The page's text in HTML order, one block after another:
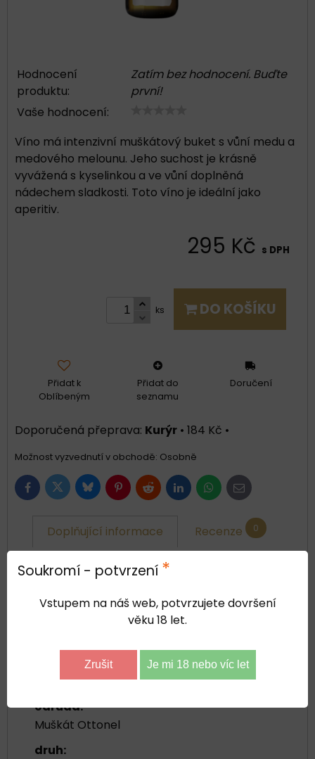
Hodnocení
produktu:
Zatím bez hodnocení. Buďte
první!
Vaše hodnocení:
Víno má intenzivní muškátový buket s vůní medu a
medového melounu. Jeho suchost je krásně
vyvážená s kyselinkou a ve vůní doplněná
nádechem sladkosti. Toto víno je ideální jako
aperitiv.
295 Kč s DPH
ks DO KOŠÍKU
Přidat k
Oblíbeným
Přidat do
seznamu
Doručení
Kurýr • 184 Kč •
Osobně
FacebookTwitterBlueskyPinterestRedditLinkedInWhatsApp
E-
mail
Doplňující informace Recenze 0
Diskuse
2023
odrůda:
Muškát Ottonel
druh:
Soukromí - potvrzení *
Vstupem na náš web, potvrzujete dovršení
věku 18 let.
Zrušit Je mi 18 nebo víc let